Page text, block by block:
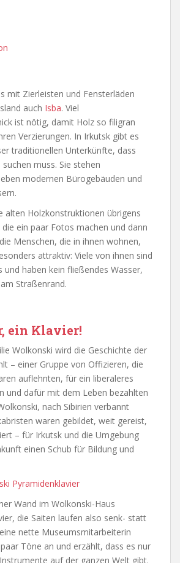
mit Zierleisten und Fensterläden
auch Isba. Viel
ist nötig, damit Holz so filigran
Verzierungen. In Irkutsk gibt es
traditionellen Unterkünfte, dass
muss. Sie stehen
modernen Bürogebäuden und
alten Holzkonstruktionen übrigens
ein paar Fotos machen und dann
Menschen, die in ihnen wohnen,
attraktiv: Viele von ihnen sind
und haben kein fließendes Wasser,
Straßenrand.
ein Klavier!
Wolkonski wird die Geschichte der
– einer Gruppe von Offizieren, die
auflehnten, für ein liberaleres
und dafür mit dem Leben bezahlten
nach Sibirien verbannt
waren gebildet, weit gereist,
– für Irkutsk und die Umgebung
einen Schub für Bildung und
Wand im Wolkonski-Haus
die Saiten laufen also senk- statt
nette Museumsmitarbeiterin
Töne an und erzählt, dass es nur
auf der ganzen Welt gibt.